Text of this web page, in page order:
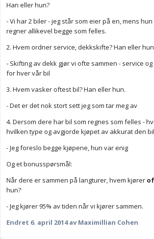
Han eller hun?
- Vi har 2 biler - jeg står som eier på en, mens
regner allikevel begge som felles.
2. Hvem ordner service, dekkskifte? Han eller
- Skifting av dekk gjør vi ofte sammen - service
for hver vår bil
3. Hvem vasker oftest bil? Han eller hun.
- Det er det nok stort sett jeg som tar meg av
4. Dersom dere har bil som regnes som felles -
hvilken type og avgjorde kjøpet av akkurat den
- Jeg foreslo begge kjøpene, hun var enig
Og et bonusspørsmål:
Når dere er sammen på langturer, hvem kjører
hun?
- Jeg kjører 95% av tiden når vi kjører sammen.
Endret 6. april 2014av Maximillian Cohen